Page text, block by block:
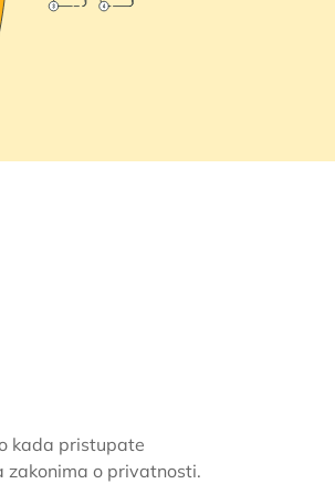
kada pristupate
zakonima o privatnosti.